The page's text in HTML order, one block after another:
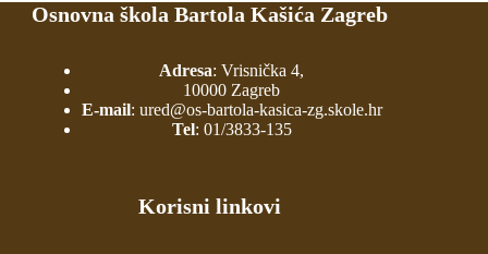
Osnovna škola Bartola Kašića Zagreb
Adresa: Vrisnička 4,
10000 Zagreb
E-mail: ured@os-bartola-kasica-zg.skole.hr
Tel: 01/3833-135
Korisni linkovi